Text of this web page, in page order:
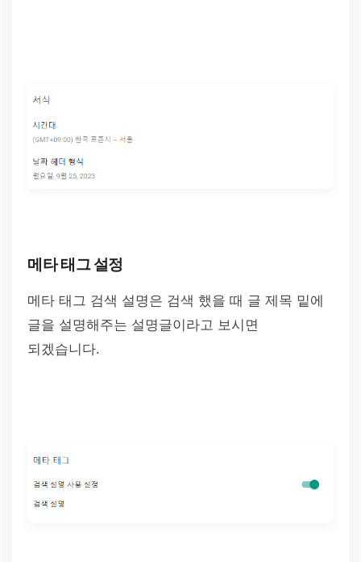
메타 태그 설정
메타 태그 검색 설명은 검색 했을 때 글 제목 밑에
글을 설명해주는 설명글이라고 보시면
되겠습니다.